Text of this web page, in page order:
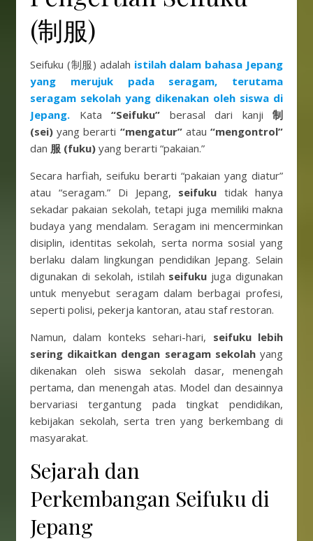
(制服)
Seifuku (制服) adalah istilah dalam bahasa Jepang
yang merujuk pada seragam, terutama
seragam sekolah yang dikenakan oleh siswa di
Jepang. Kata “Seifuku” berasal dari kanji 制
(sei) yang berarti “mengatur”atau“mengontrol”
dan 服 (fuku) yang berarti “pakaian.”
Secara harfiah, seifuku berarti “pakaian yang diatur”
atau “seragam.” Di Jepang, seifuku tidak hanya
sekadar pakaian sekolah, tetapi juga memiliki makna
budaya yang mendalam. Seragam ini mencerminkan
disiplin, identitas sekolah, serta norma sosial yang
berlaku dalam lingkungan pendidikan Jepang. Selain
digunakan di sekolah, istilah seifuku juga digunakan
untuk menyebut seragam dalam berbagai profesi,
seperti polisi, pekerja kantoran, atau staf restoran.
Namun, dalam konteks sehari-hari, seifuku lebih
sering dikaitkan dengan seragam sekolahyang
dikenakan oleh siswa sekolah dasar, menengah
pertama, dan menengah atas. Model dan desainnya
bervariasi tergantung pada tingkat pendidikan,
kebijakan sekolah, serta tren yang berkembang di
masyarakat.
Sejarah dan
Perkembangan Seifuku di
Jepang